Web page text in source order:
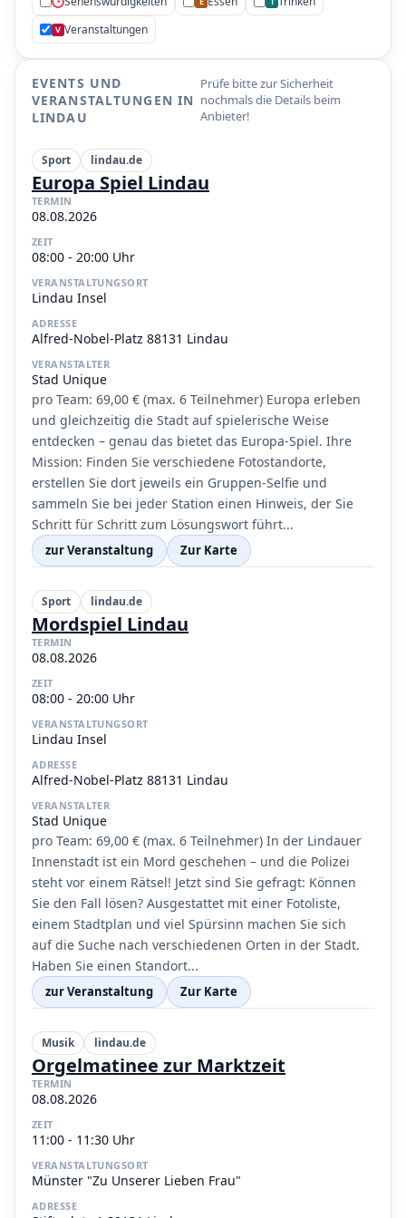
V Veranstaltungen
EVENTS UND
VERANSTALTUNGEN IN
LINDAU
Prüfe bitte zur Sicherheit
nochmals die Details beim
Anbieter!
Sport lindau.de
Europa Spiel Lindau
TERMIN
08.08.2026
ZEIT
08:00 - 20:00 Uhr
VERANSTALTUNGSORT
Lindau Insel
ADRESSE
Alfred-Nobel-Platz 88131 Lindau
VERANSTALTER
Stad Unique
pro Team: 69,00 € (max. 6 Teilnehmer) Europa erleben
und gleichzeitig die Stadt auf spielerische Weise
entdecken – genau das bietet das Europa-Spiel. Ihre
Mission: Finden Sie verschiedene Fotostandorte,
erstellen Sie dort jeweils ein Gruppen-Selfie und
sammeln Sie bei jeder Station einen Hinweis, der Sie
Schritt für Schritt zum Lösungswort führt...
zur Veranstaltung Zur Karte
Sport lindau.de
Mordspiel Lindau
TERMIN
08.08.2026
ZEIT
08:00 - 20:00 Uhr
VERANSTALTUNGSORT
Lindau Insel
ADRESSE
Alfred-Nobel-Platz 88131 Lindau
VERANSTALTER
Stad Unique
pro Team: 69,00 € (max. 6 Teilnehmer) In der Lindauer
Innenstadt ist ein Mord geschehen – und die Polizei
steht vor einem Rätsel! Jetzt sind Sie gefragt: Können
Sie den Fall lösen? Ausgestattet mit einer Fotoliste,
einem Stadtplan und viel Spürsinn machen Sie sich
auf die Suche nach verschiedenen Orten in der Stadt.
Haben Sie einen Standort...
zur Veranstaltung Zur Karte
Musik lindau.de
Orgelmatinee zur Marktzeit
TERMIN
08.08.2026
ZEIT
11:00 - 11:30 Uhr
VERANSTALTUNGSORT
Münster "Zu Unserer Lieben Frau"
ADRESSE